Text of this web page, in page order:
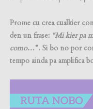
Prome cu crea cualkier
den un frase: “Mi kier pa
como…”. Si bo no por
tempo ainda pa amplifica